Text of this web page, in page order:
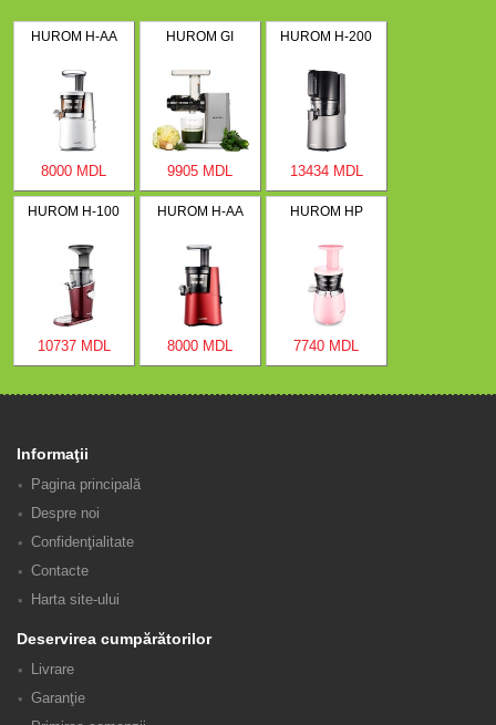
HUROM H-AA
8000 MDL
HUROM GI
9905 MDL
HUROM H-200
13434 MDL
HUROM H-100
10737 MDL
HUROM H-AA
8000 MDL
HUROM HP
7740 MDL
Informaţii
Pagina principală
Despre noi
Confidenţialitate
Contacte
Harta site-ului
Deservirea cumpărătorilor
Livrare
Garanţie